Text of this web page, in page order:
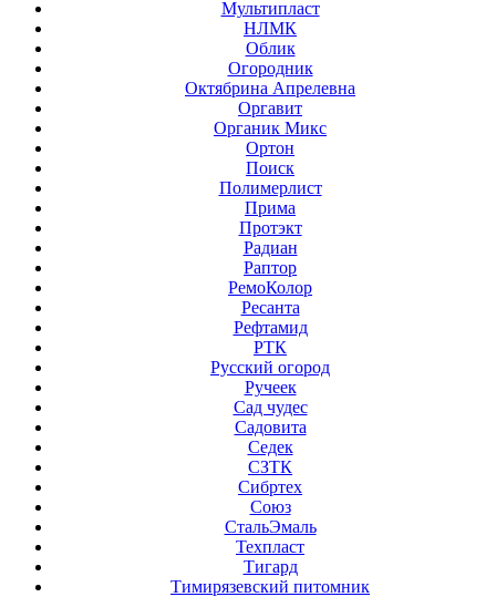
Мультипласт
НЛМК
Облик
Огородник
Октябрина Апрелевна
Оргавит
Органик Микс
Ортон
Поиск
Полимерлист
Прима
Протэкт
Радиан
Раптор
РемоКолор
Ресанта
Рефтамид
РТК
Русский огород
Ручеек
Сад чудес
Садовита
Седек
СЗТК
Сибртех
Союз
СтальЭмаль
Техпласт
Тигард
Тимирязевский питомник